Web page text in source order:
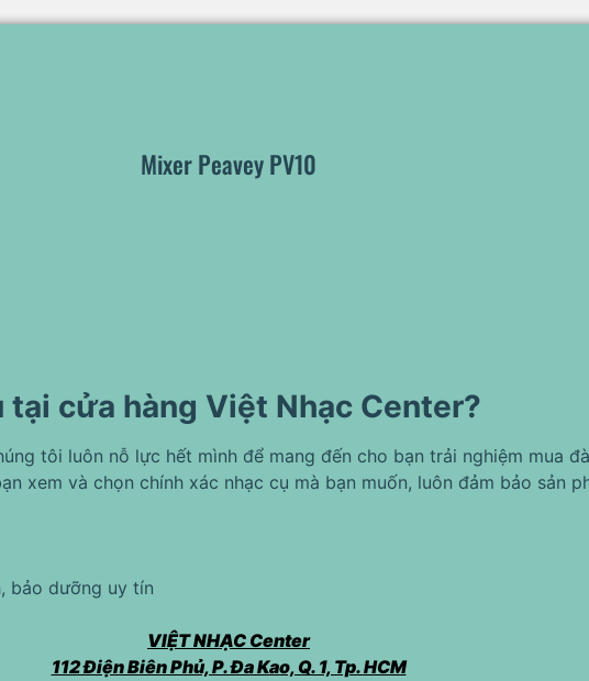
Mixer Peavey PV10
tại cửa hàng Việt Nhạc Center?
tôi luôn nỗ lực hết mình để mang đến cho bạn trải nghiệm mua
xem và chọn chính xác nhạc cụ mà bạn muốn, luôn đảm bảo sản
bảo dưỡng uy tín
VIỆT NHẠC Center
112 Điện Biên Phủ, P. Đa Kao, Q. 1, Tp. HCM